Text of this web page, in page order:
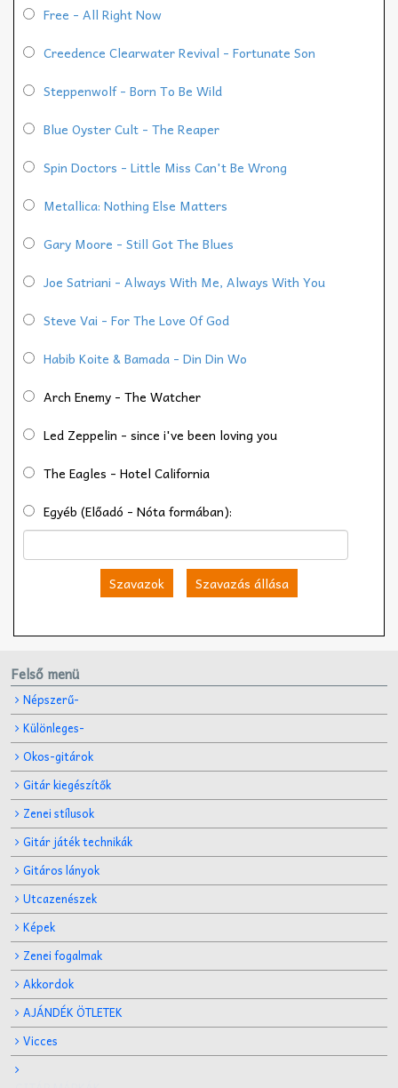
Free - All Right Now
Creedence Clearwater Revival - Fortunate Son
Steppenwolf - Born To Be Wild
Blue Oyster Cult - The Reaper
Spin Doctors - Little Miss Can't Be Wrong
Metallica: Nothing Else Matters
Gary Moore - Still Got The Blues
Joe Satriani - Always With Me, Always With You
Steve Vai - For The Love Of God
Habib Koite & Bamada - Din Din Wo
Arch Enemy - The Watcher
Led Zeppelin - since i've been loving you
The Eagles - Hotel California
Egyéb (Előadó - Nóta formában):
Szavazok Szavazás állása
Felső menü
Népszerű-
Különleges-
Okos-gitárok
Gitár kiegészítők
Zenei stílusok
Gitár játék technikák
Gitáros lányok
Utcazenészek
Képek
Zenei fogalmak
Akkordok
AJÁNDÉK ÖTLETEK
Vicces